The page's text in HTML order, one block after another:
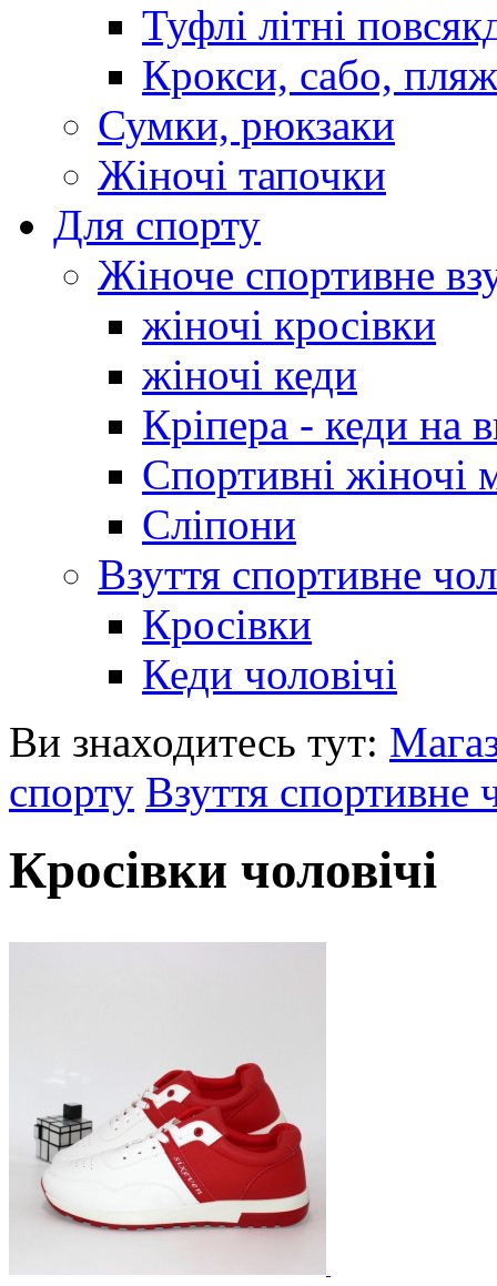
Туфлі літні
Крокси, сабо,
Сумки, рюкзаки
Жіночі тапочки
Для спорту
Жіноче спортивне
жіночі кросівки
жіночі кеди
Кріпера - кеди на
Спортивні жіночі
Сліпони
Взуття спортивне
Кросівки
Кеди чоловічі
Ви знаходитесь тут:
спорту Взуття спортивне
Кросівки чоловічі